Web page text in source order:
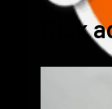
Cick